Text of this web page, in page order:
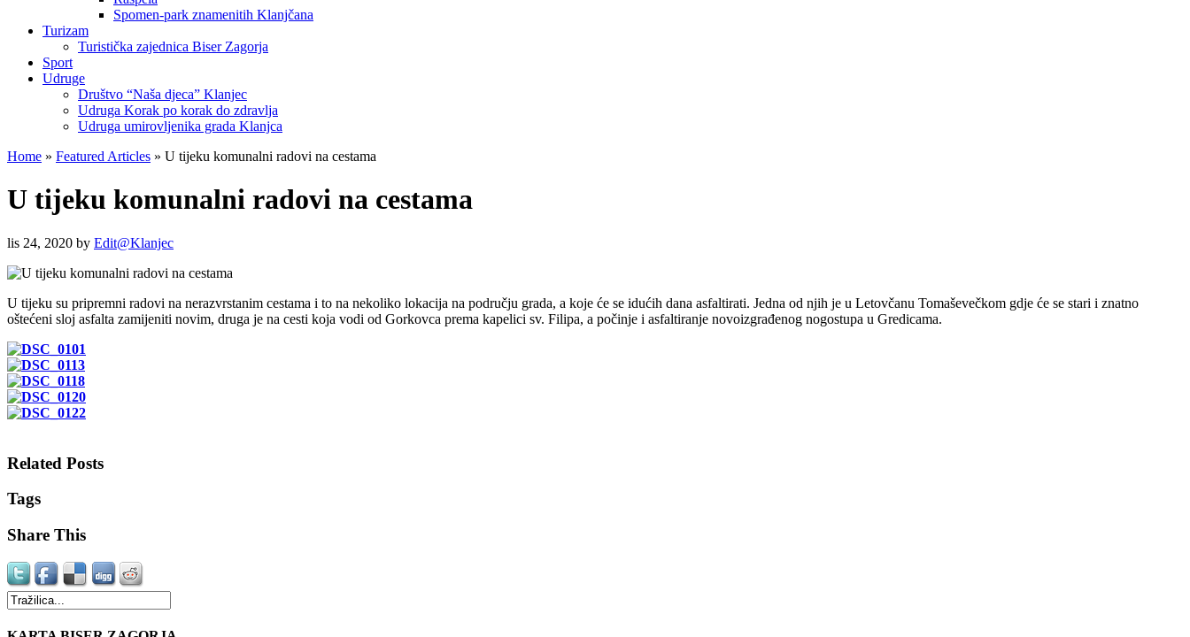
Spomen-park znamenitih Klanjčana
Turizam
Turistička zajednica Biser Zagorja
Sport
Udruge
Društvo “Naša djeca” Klanjec
Udruga Korak po korak do zdravlja
Udruga umirovljenika grada Klanjca
Home » Featured Articles » U tijeku komunalni radovi na cestama
U tijeku komunalni radovi na cestama
lis 24, 2020 by Edit@Klanjec
U tijeku su pripremni radovi na nerazvrstanim cestama i to na nekoliko lokacija na području grada, a koje će se idućih dana asfaltirati. Jedna od njih je u Letovčanu Tomaševečkom gdje će se stari i znatno
oštećeni sloj asfalta zamijeniti novim, druga je na cesti koja vodi od Gorkovca prema kapelici sv. Filipa, a počinje i asfaltiranje novoizgrađenog nogostupa u Gredicama.
Related Posts
Tags
Share This